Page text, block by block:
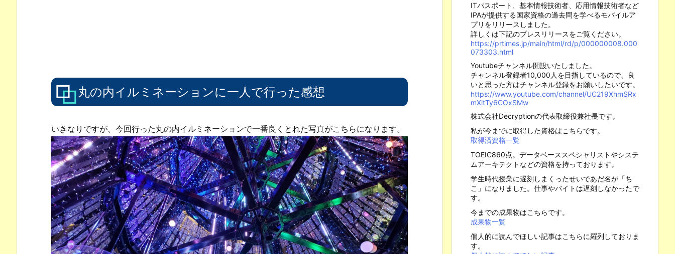
丸の内イルミネーションに一人で行った感想
いきなりですが、今回行った丸の内イルミネーションで一番良くとれた写真がこちらになります。
ITパスポート、基本情報技術者、応用情報技術者など
IPAが提供する国家資格の過去問を学べるモバイルア
プリをリリースしました。
詳しくは下記のプレスリリースをご覧ください。
https://prtimes.jp/main/html/rd/p/000000008.000
073303.html
Youtubeチャンネル開設いたしました。
チャンネル登録者10,000人を目指しているので、良
いと思った方はチャンネル登録をお願いしたいです。
https://www.youtube.com/channel/UC219XhmSRx
mXltTy6COxSMw
株式会社Decryptionの代表取締役兼社長です。
私が今までに取得した資格はこちらです。
取得済資格一覧
TOEIC860点。データベーススペシャリストやシステ
ムアーキテクトなどの資格を持っております。
学生時代授業に遅刻しまくったせいであだ名が「ち
こ」になりました。仕事やバイトは遅刻しなかったで
す。
今までの成果物はこちらです。
成果物一覧
個人的に読んでほしい記事はこちらに羅列しておりま
す。